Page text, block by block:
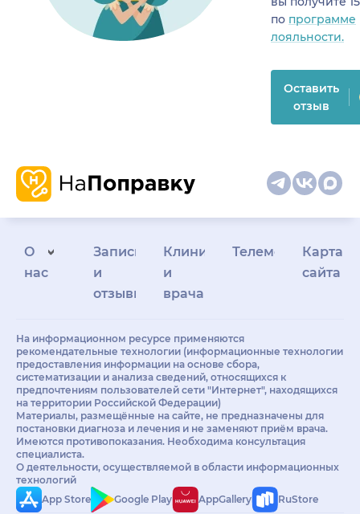
по программе
лояльности.
Оставить
отзыв
О
нас
Запись
и
отзывы
Клиникам
и
врачам
Телемедицина
Карта
сайта
На информационном ресурсе применяются
рекомендательные технологии (информационные технологии
предоставления информации на основе сбора,
систематизации и анализа сведений, относящихся к
предпочтениям пользователей сети "Интернет", находящихся
на территории Российской Федерации)
Материалы, размещённые на сайте, не предназначены для
постановки диагноза и лечения и не заменяют приём врача.
Имеются противопоказания. Необходима консультация
специалиста.
О деятельности, осуществляемой в области информационных
технологий
App Store
Google Play AppGallery RuStore